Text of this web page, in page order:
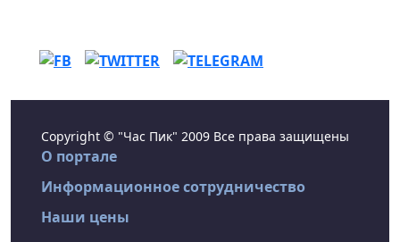
Copyright © "Час Пик" 2009 Все права защищены
О портале
Информационное сотрудничество
Наши цены